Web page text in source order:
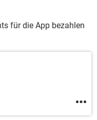
für die App bezahlen